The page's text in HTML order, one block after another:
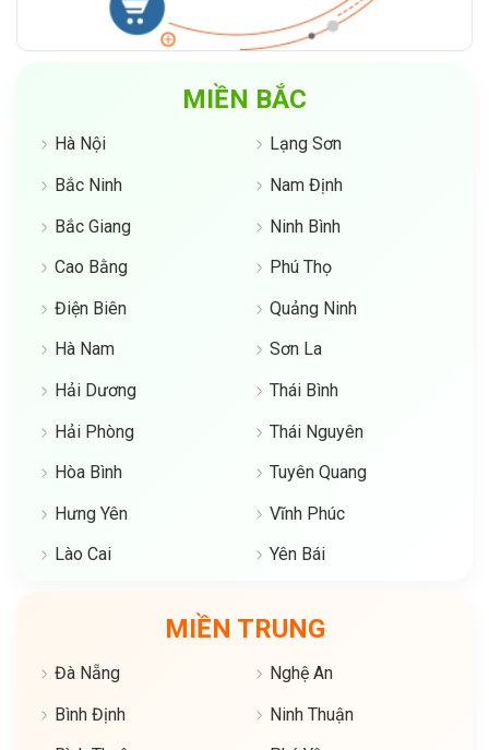
MIỀN BẮC
Hà Nội
Bắc Ninh
Bắc Giang
Cao Bằng
Điện Biên
Hà Nam
Hải Dương
Hải Phòng
Hòa Bình
Hưng Yên
Lào Cai
Lạng Sơn
Nam Định
Ninh Bình
Phú Thọ
Quảng Ninh
Sơn La
Thái Bình
Thái Nguyên
Tuyên Quang
Vĩnh Phúc
Yên Bái
MIỀN TRUNG
Đà Nẵng
Bình Định
Nghệ An
Ninh Thuận